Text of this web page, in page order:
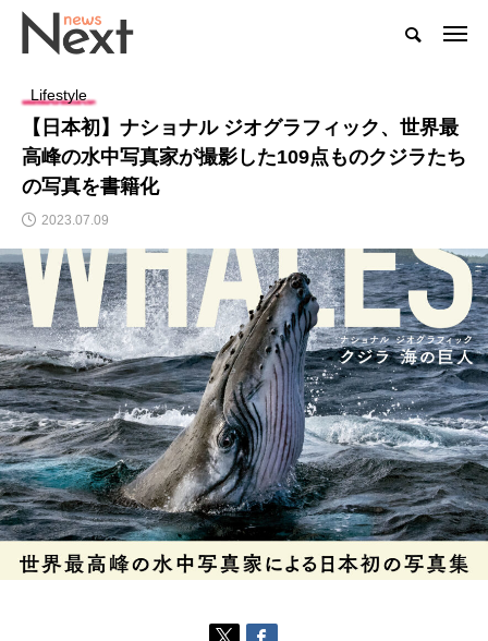
Lifestyle
【日本初】ナショナル ジオグラフィック、世界最
高峰の水中写真家が撮影した109点ものクジラたち
の写真を書籍化
2023.07.09